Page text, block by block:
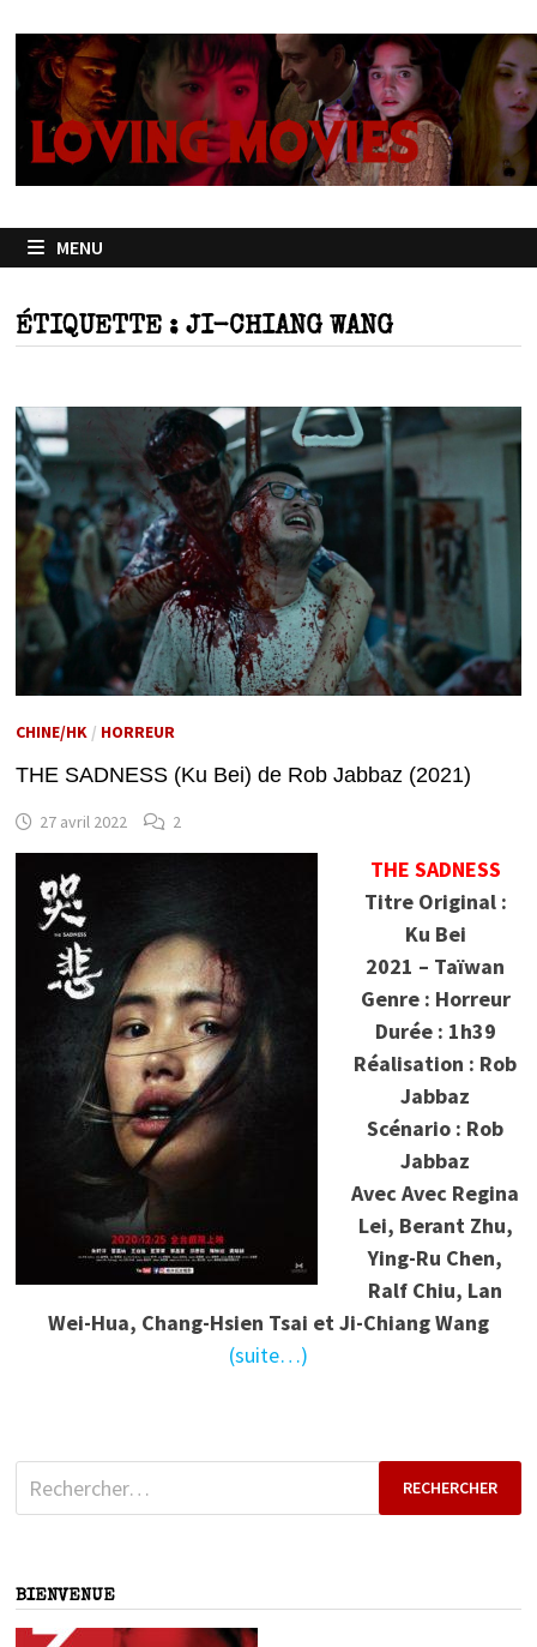
contenu
MENU
ÉTIQUETTE : JI-CHIANG WANG
CHINE/HK/ HORREUR
THE SADNESS (Ku Bei) de Rob Jabbaz (2021)
27 avril 2022 2
THE SADNESS
Titre Original :
Ku Bei
2021 – Taïwan
Genre : Horreur
Durée : 1h39
Réalisation : Rob
Jabbaz
Scénario : Rob
Jabbaz
AvecAvec Regina
Lei, Berant Zhu,
Ying-Ru Chen,
Ralf Chiu, Lan
Wei-Hua, Chang-Hsien Tsai et Ji-Chiang Wang
(suite…)
Rechercher :
BIENVENUE